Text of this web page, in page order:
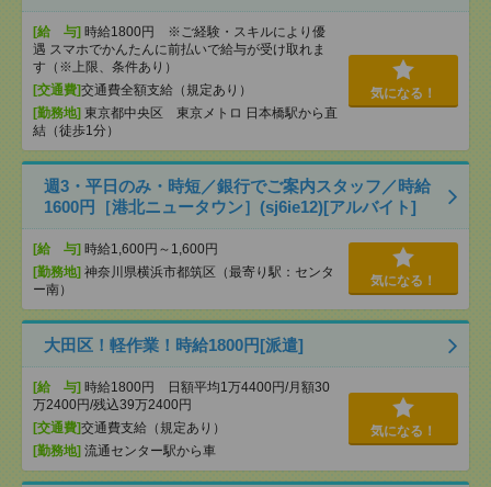
[給 与] 時給1800円 ※ご経験・スキルにより優
遇 スマホでかんたんに前払いで給与が受け取れま
す（※上限、条件あり）
[交通費]交通費全額支給（規定あり）
[勤務地] 東京都中央区 東京メトロ 日本橋駅から直
結（徒歩1分）
気になる！
週3・平日のみ・時短／銀行でご案内スタッフ／時給
1600円［港北ニュータウン］(sj6ie12)[アルバイト]
[給 与] 時給1,600円～1,600円
[勤務地] 神奈川県横浜市都筑区（最寄り駅：センタ
ー南）
気になる！
大田区！軽作業！時給1800円[派遣]
[給 与] 時給1800円 日額平均1万4400円/月額30
万2400円/残込39万2400円
[交通費]交通費支給（規定あり）
[勤務地] 流通センター駅から車
気になる！